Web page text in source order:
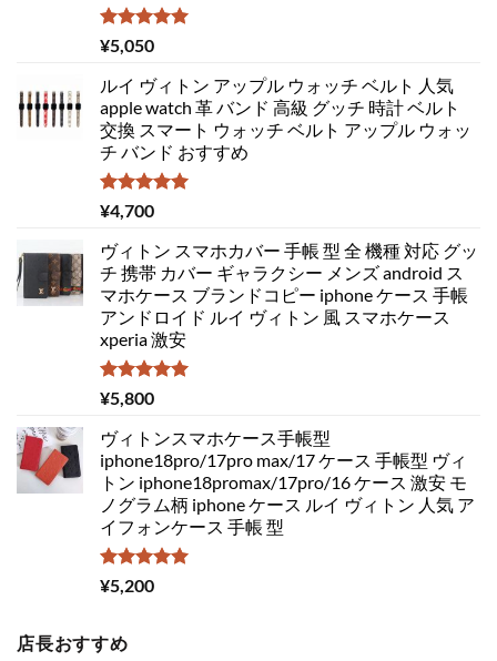
5段階中
5.00
¥5,050
ルイ ヴィトン アップル ウォッチ ベルト 人気
apple watch 革 バンド 高級 グッチ 時計 ベルト
交換 スマート ウォッチ ベルト アップル ウォッ
チ バンド おすすめ
5段階中
5.00
¥4,700
ヴィトン スマホカバー 手帳 型 全 機種 対応 グッ
チ 携帯 カバー ギャラクシー メンズ android ス
マホケース ブランドコピー iphone ケース 手帳
アンドロイド ルイ ヴィトン 風 スマホケース
xperia 激安
5段階中
5.00
¥5,800
ヴィトンスマホケース手帳型
iphone18pro/17pro max/17 ケース 手帳型 ヴィ
トン iphone18promax/17pro/16 ケース 激安 モ
ノグラム柄 iphone ケース ルイ ヴィトン 人気 ア
イフォンケース 手帳 型
5段階中
5.00
¥5,200
店長おすすめ